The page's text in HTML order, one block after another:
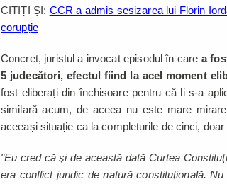
CITIȚI ȘI: CCR a admis sesizarea lui Florin
corupție
Concret, juristul a invocat episodul în care a
5 judecători, efectul fiind la acel moment
fost eliberați din închisoare pentru că li s-a
similară acum, de aceea nu este mare
aceeași situație ca la completurile de cinci,
"Eu cred că şi de această dată Curtea
era conflict juridic de natură constituţională.